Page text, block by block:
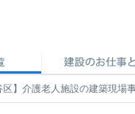
区】介護老人施設の建築現